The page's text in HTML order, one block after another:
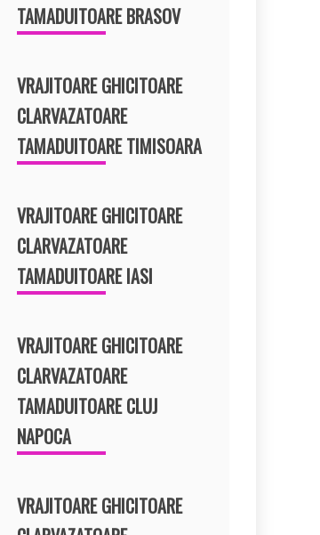
TAMADUITOARE BRASOV
VRAJITOARE GHICITOARE
CLARVAZATOARE
TAMADUITOARE TIMISOARA
VRAJITOARE GHICITOARE
CLARVAZATOARE
TAMADUITOARE IASI
VRAJITOARE GHICITOARE
CLARVAZATOARE
TAMADUITOARE CLUJ
NAPOCA
VRAJITOARE GHICITOARE